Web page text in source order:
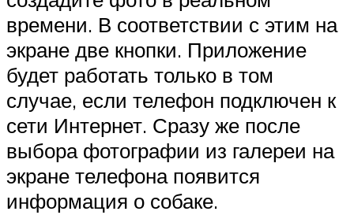
времени. В соответствии с этим на
экране две кнопки. Приложение
будет работать только в том
случае, если телефон подключен к
сети Интернет. Сразу же после
выбора фотографии из галереи на
экране телефона появится
информация о собаке.